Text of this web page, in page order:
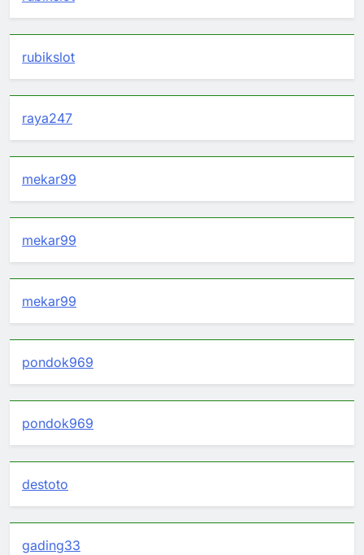
rubikslot
raya247
mekar99
mekar99
mekar99
pondok969
pondok969
destoto
gading33